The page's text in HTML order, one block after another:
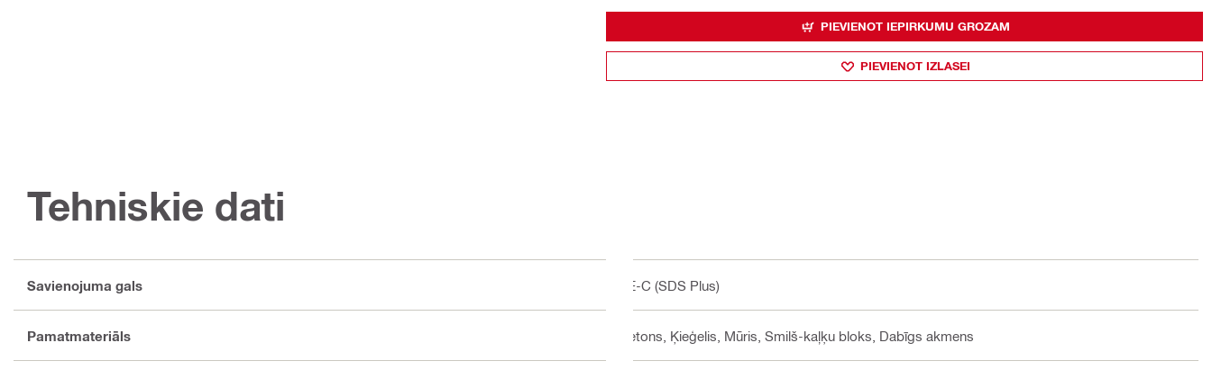
PIEVIENOT IEPIRKUMU GROZAM
PIEVIENOT IZLASEI
Tehniskie dati
Savienojuma gals TE-C (SDS Plus)
Pamatmateriāls Betons, Ķieģelis, Mūris, Smilš-kaļķu bloks, Dabīgs akmens